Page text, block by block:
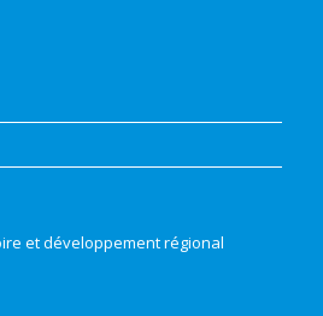
et développement régional